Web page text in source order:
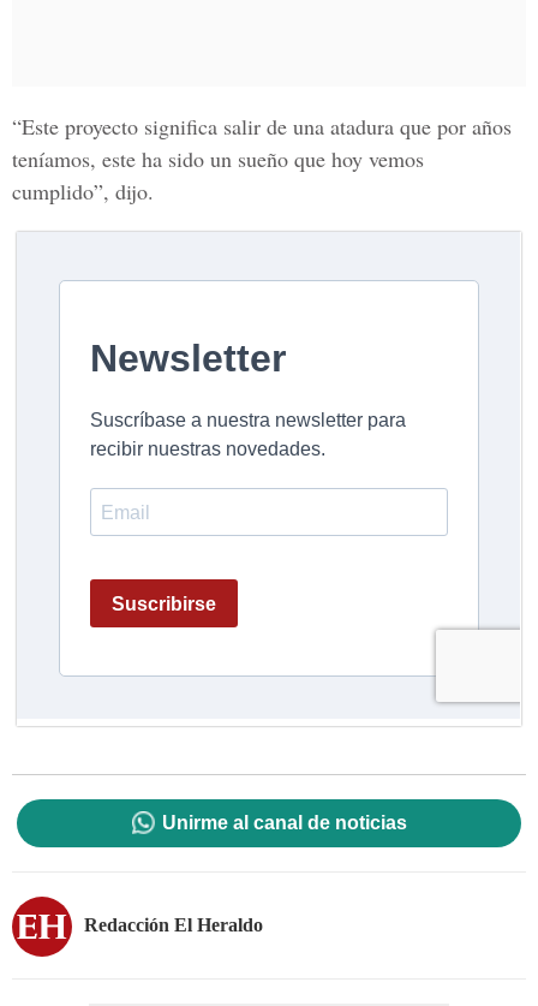
“Este proyecto significa salir de una atadura que por años
teníamos, este ha sido un sueño que hoy vemos
cumplido”, dijo.
Unirme al canal de noticias
Redacción El Heraldo